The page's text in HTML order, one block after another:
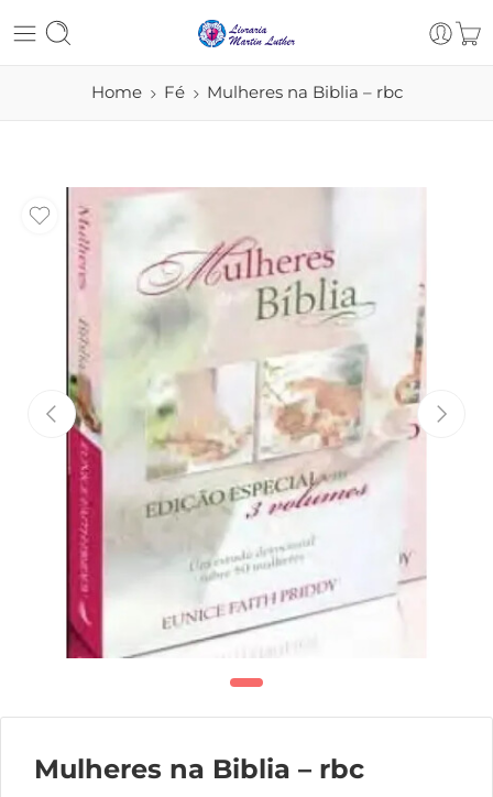
Home Fé Mulheres na Biblia – rbc
Mulheres na Biblia – rbc